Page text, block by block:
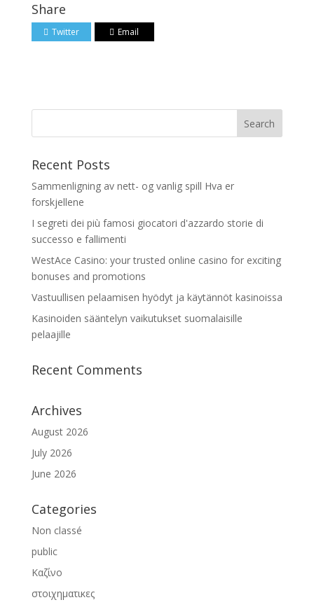
Share
Twitter Email
Recent Posts
Sammenligning av nett- og vanlig spill Hva er
forskjellene
I segreti dei più famosi giocatori d'azzardo storie di
successo e fallimenti
WestAce Casino: your trusted online casino for exciting
bonuses and promotions
Vastuullisen pelaamisen hyödyt ja käytännöt kasinoissa
Kasinoiden sääntelyn vaikutukset suomalaisille
pelaajille
Recent Comments
Archives
August 2026
July 2026
June 2026
Categories
Non classé
public
Καζίνο
στοιχηματικες